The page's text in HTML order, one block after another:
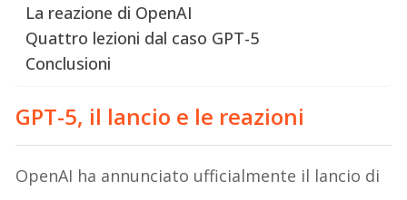
La reazione di OpenAI
Quattro lezioni dal caso GPT-5
Conclusioni
GPT-5, il lancio e le reazioni
OpenAI ha annunciato ufficialmente il lancio di